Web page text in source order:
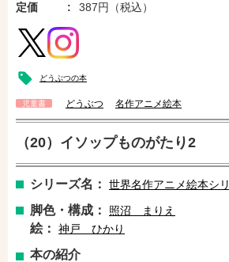
定価
387円（税込）
どうぶつの本
児童書 どうぶつ 名作アニメ絵本
（20）イソップものがたり2
シリーズ名： 世界名作アニメ絵本シ
脚色・構成： 照沼 まりえ
絵： 神戸 ひかり
本の紹介
e-honで購入